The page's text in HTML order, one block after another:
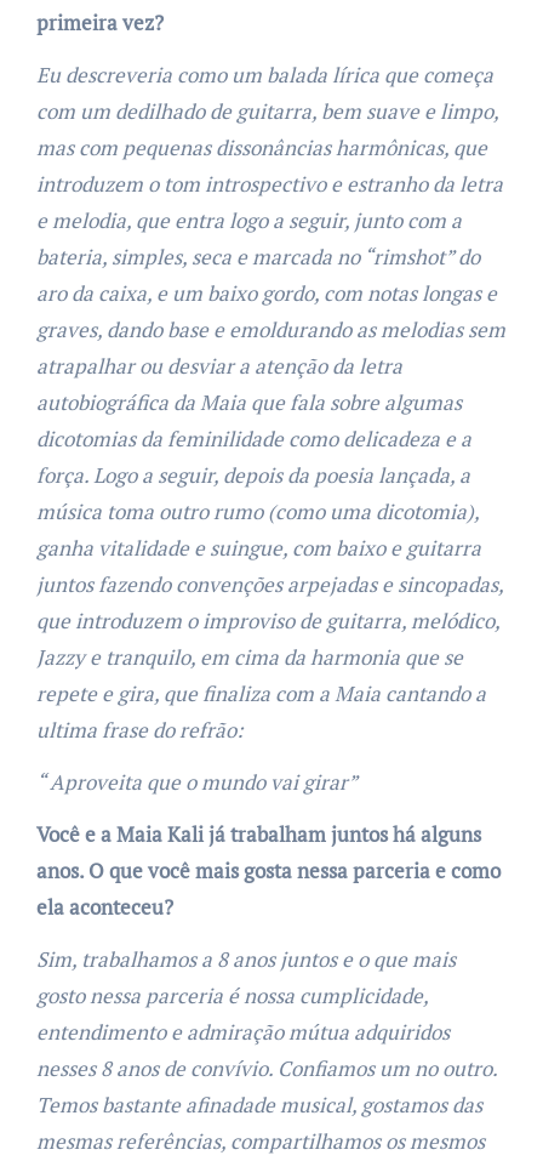
primeira vez?
Eu descreveria como um balada lírica que começa
com um dedilhado de guitarra, bem suave e limpo,
mas com pequenas dissonâncias harmônicas, que
introduzem o tom introspectivo e estranho da letra
e melodia, que entra logo a seguir, junto com a
bateria, simples, seca e marcada no “rimshot” do
aro da caixa, e um baixo gordo, com notas longas e
graves, dando base e emoldurando as melodias sem
atrapalhar ou desviar a atenção da letra
autobiográfica da Maia que fala sobre algumas
dicotomias da feminilidade como delicadeza e a
força. Logo a seguir, depois da poesia lançada, a
música toma outro rumo (como uma dicotomia),
ganha vitalidade e suingue, com baixo e guitarra
juntos fazendo convenções arpejadas e sincopadas,
que introduzem o improviso de guitarra, melódico,
Jazzy e tranquilo, em cima da harmonia que se
repete e gira, que finaliza com a Maia cantando a
ultima frase do refrão:
“ Aproveita que o mundo vai girar”
Você e a Maia Kali já trabalham juntos há alguns
anos. O que você mais gosta nessa parceria e como
ela aconteceu?
Sim, trabalhamos a 8 anos juntos e o que mais
gosto nessa parceria é nossa cumplicidade,
entendimento e admiração mútua adquiridos
nesses 8 anos de convívio. Confiamos um no outro.
Temos bastante afinadade musical, gostamos das
mesmas referências, compartilhamos os mesmos